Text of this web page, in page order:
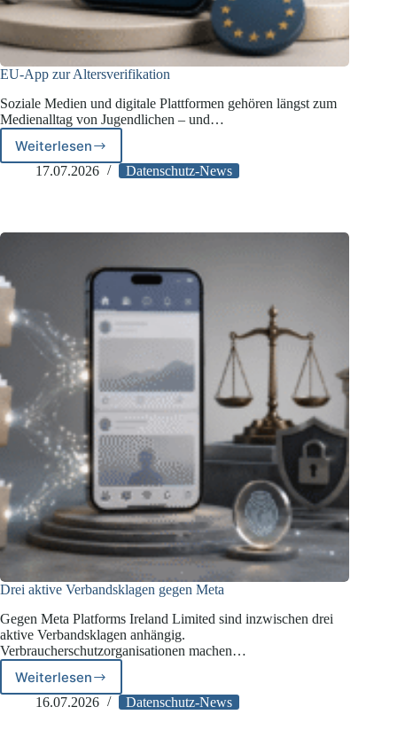
EU-App zur Altersverifikation
Soziale Medien und digitale Plattformen gehören längst zum
Medienalltag von Jugendlichen – und…
Weiterlesen
EU-
App
17.07.2026 Datenschutz-News
Drei aktive Verbandsklagen gegen Meta
Gegen Meta Platforms Ireland Limited sind inzwischen drei
aktive Verbandsklagen anhängig.
Verbraucherschutzorganisationen machen…
Weiterlesen
Drei
aktive
16.07.2026 Datenschutz-News